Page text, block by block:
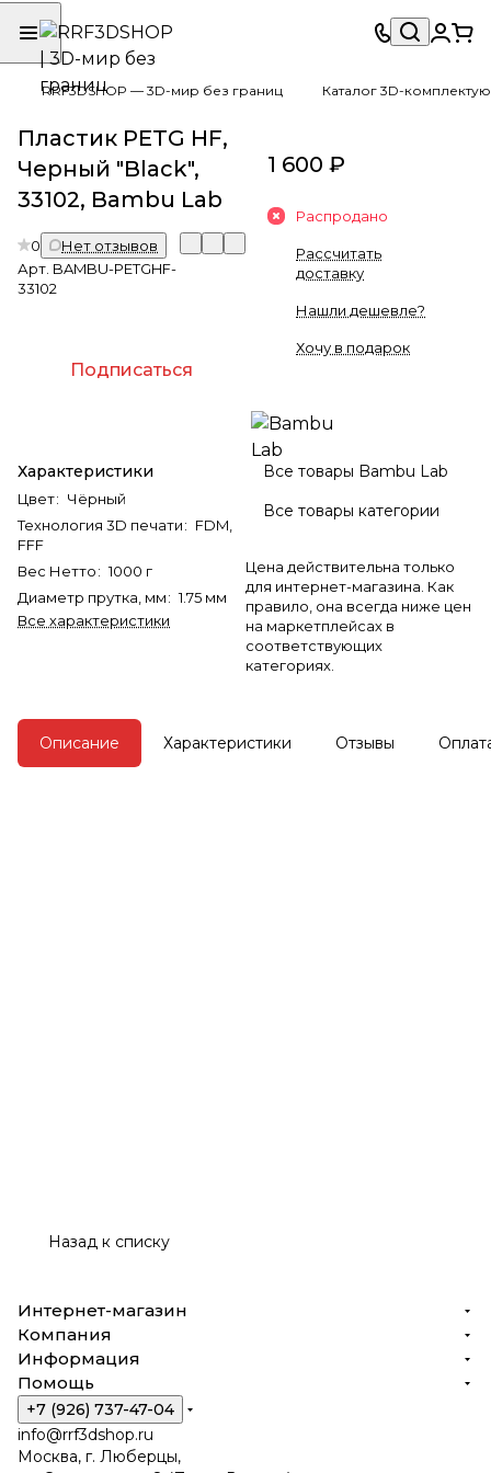
RRF3DSHOP — 3D-мир без границ Каталог 3D-
Пластик PETG HF,
Черный "Black",
33102, Bambu Lab
0
Нет отзывов
Арт. BAMBU-PETGHF-
33102
Подписаться
Характеристики
Цвет: Чёрный
Технология 3D печати: FDM,
FFF
Вес Нетто: 1000 г
Диаметр прутка, мм: 1.75 мм
Все характеристики
1 600 ₽
Распродано
Рассчитать
доставку
Нашли дешевле?
Хочу в подарок
Все товары Bambu Lab
Все товары категории
Цена действительна только
для интернет-магазина. Как
правило, она всегда ниже цен
на маркетплейсах в
соответствующих
категориях.
Описание Характеристики Отзывы
Назад к списку
Интернет-магазин
Компания
Информация
Помощь
+7 (926) 737-47-04
info@rrf3dshop.ru
Москва, г. Люберцы,